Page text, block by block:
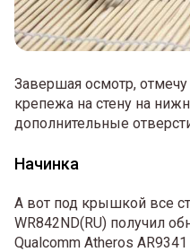
Завершая осмотр,
крепежа на стену на
дополнительные
Начинка
А вот под крышкой все
WR842ND(RU) получил
Qualcomm Atheros